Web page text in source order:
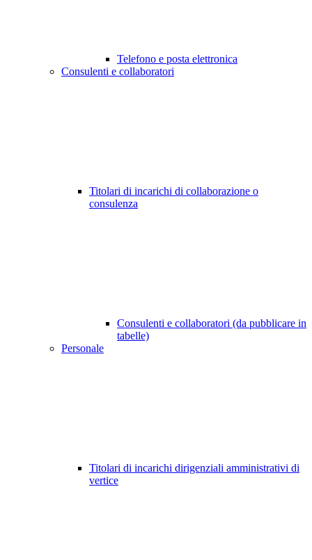
Telefono e posta elettronica
Consulenti e collaboratori
Titolari di incarichi di collaborazione o
consulenza
Consulenti e collaboratori (da pubblicare in
tabelle)
Personale
Titolari di incarichi dirigenziali amministrativi di
vertice